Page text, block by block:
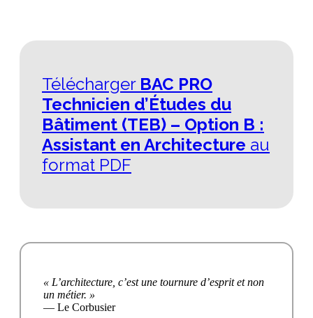
Télécharger BAC PRO
Technicien d’Études du
Bâtiment (TEB) – Option B :
Assistant en Architecture au
format PDF
« L’architecture, c’est une tournure d’esprit et non
un métier. »
— Le Corbusier